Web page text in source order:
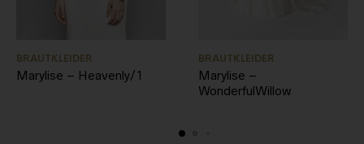
BRAUTKLEIDER
Marylise – Heavenly/1
BRAUTKLEIDER
Marylise –
WonderfulWillow